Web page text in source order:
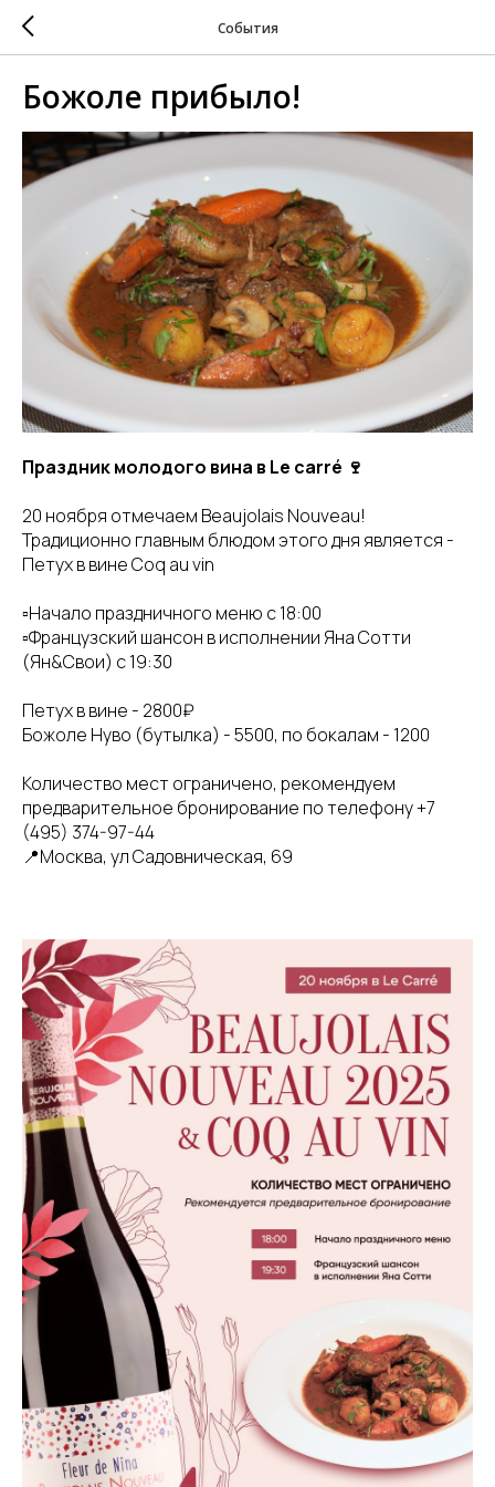
События
Божоле прибыло!
Праздник молодого вина в Le carré 🍷
20 ноября отмечаем Beaujolais Nouveau!
Традиционно главным блюдом этого дня является -
Петух в вине Coq au vin
▫️Начало праздничного меню с 18:00
▫️Французский шансон в исполнении Яна Сотти
(Ян&Свои) с 19:30
Петух в вине - 2800₽
Божоле Нуво (бутылка) - 5500, по бокалам - 1200
Количество мест ограничено, рекомендуем
предварительное бронирование по телефону +7
(495) 374-97-44
📍Москва, ул Садовническая, 69